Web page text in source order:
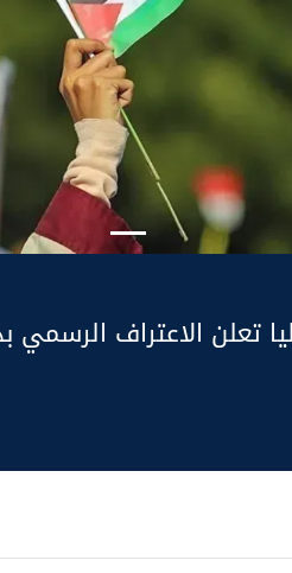
تعلن الاعتراف